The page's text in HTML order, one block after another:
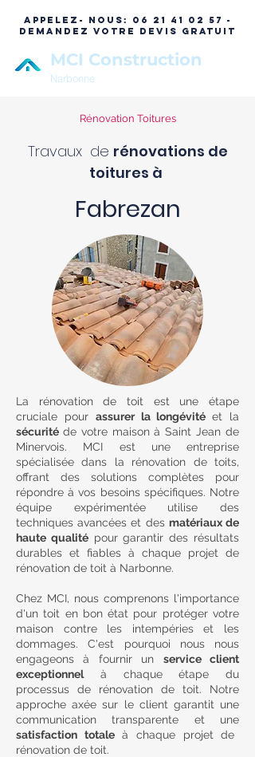
APPELEZ- NOUS:
06 21 41 02 57 -
DEMANDEZ VOTRE DEVIS GRATUIT
MCI Construction
Narbonne
Rénovation Toitures
Travaux de rénovations de
toitures à
Fabrezan
La rénovation de toit est une étape
cruciale pour assurer la longévitéet la
sécurité de votre maison à Saint Jean de
Minervois. MCI est une entreprise
spécialisée dans la rénovation de toits,
offrant des solutions complètes pour
répondre à vos besoins spécifiques. Notre
équipe expérimentée utilise des
techniques avancées et des matériaux de
haute qualitépour garantir des résultats
durables et fiables à chaque projet de
rénovation de toit à Narbonne.
Chez MCI, nous comprenons l'importance
d'un toit en bon état pour protéger votre
maison contre les intempéries et les
dommages. C'est pourquoi nous nous
engageons à fournir un service client
exceptionnelà chaque étape du
processus de rénovation de toit. Notre
approche axée sur le client garantit une
communication transparente et une
satisfaction totaleà chaque projet de
rénovation de toit.